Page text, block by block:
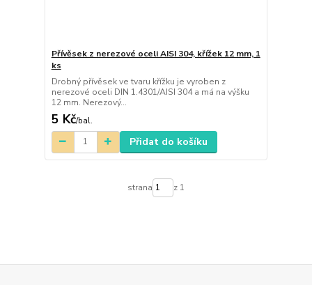
Přívěsek z nerezové oceli AISI 304, křížek 12 mm, 1
ks
Drobný přívěsek ve tvaru křížku je vyroben z
nerezové oceli DIN 1.4301/AISI 304 a má na výšku
12 mm. Nerezový...
5 Kč/bal.
Přidat do košíku
strana z 1